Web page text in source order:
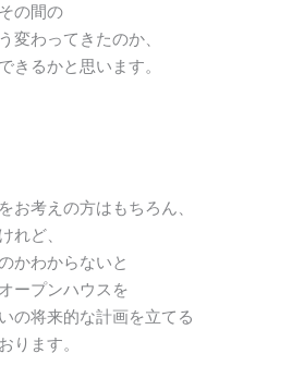
の間の
変わってきたのか、
きるかと思います。
お考えの方はもちろん、
れど、
かわからないと
ープンハウスを
の将来的な計画を立てる
ります。